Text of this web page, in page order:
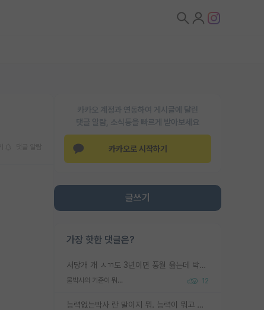
카카오 계정과 연동하여 게시글에 달린
댓글 알람, 소식등을 빠르게 받아보세요
카카오로 시작하기
글쓰기
가장 핫한 댓글은?
서당개 개 ㅅㄲ도 3년이면 풍월 읊는데 박사 5년 이상 대리고 있으면서 물된건 교수 탓 맞는ㄱ게 거기가 서당이 아니란 소리임
물박사의 기준이 뭐임? 12
능력없는박사 란 말이지 뭐. 능력이 뭐고 능력이 있다는게 뭔지는 사람마다 기준이 다르니까 얘기해봐야 서로 자기 기준만 얘기해서 논쟁이 끝이 안나고. 주위에서 능력있고 야심있는 신입생이 교수가 유의미한 피드백을 아예 안주면서 제대로된 과제에 참여해볼 기회도 제공하지 않고 잡일 뺑뺑이만 돌려서 맨날 단순작업만 하면서 밤새다가 눈빛이 점점 죽어가는걸 본 사람은 물박사는 교수탓이라고 하고, 교수는 이것저것 알려도 주고 기회도 주고 사수 동기 붙여주면서 어떻게든 끌고가려고 하는데 본인이 매일 뺀질거리면서 출근 하는둥마는둥 하다가 기껏 와서도 폰이나 쳐다보다가 실험 망치고 저녁약속있어서 먼저 가볼게요~ 하는걸 본 사람은 물박사는 본인탓이라고 함.